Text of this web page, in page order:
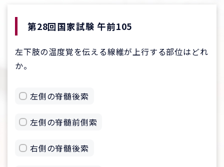
第28回国家試験 午前105
左下肢の温度覚を伝える線維が上行する部位はどれ
か。
左側の脊髄後索
左側の脊髄前側索
右側の脊髄後索